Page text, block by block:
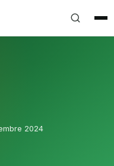
Municipal del
2024